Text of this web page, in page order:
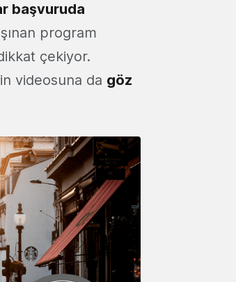
başvuruda
program
çekiyor.
videosuna da göz